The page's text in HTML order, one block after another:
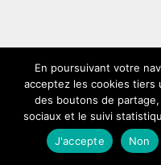
En poursuivant votre
acceptez les cookies tiers
des boutons de
sociaux et le suivi
J'accepte
Non